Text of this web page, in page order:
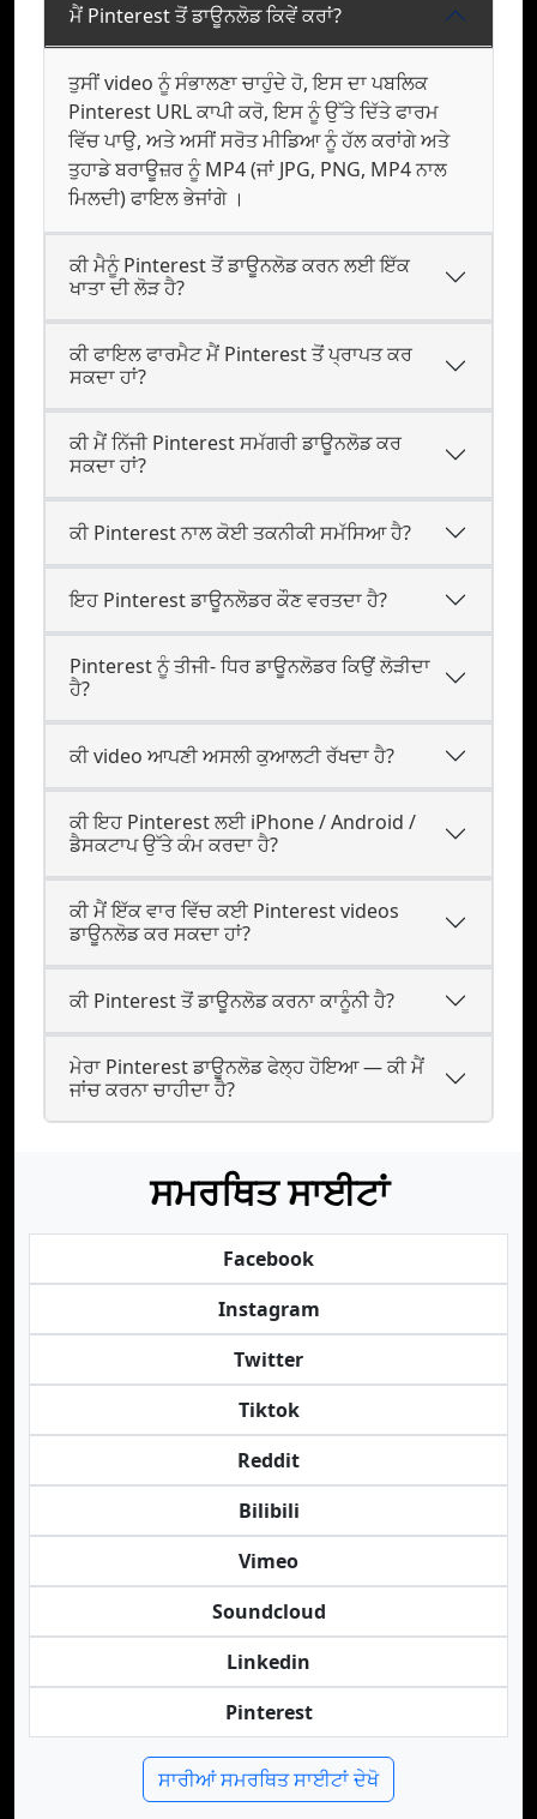
ਮੈਂ Pinterest ਤੋਂ ਡਾਊਨਲੋਡ ਕਿਵੇਂ ਕਰਾਂ?
ਤੁਸੀਂ video ਨੂੰ ਸੰਭਾਲਣਾ ਚਾਹੁੰਦੇ ਹੋ, ਇਸ ਦਾ ਪਬਲਿਕ
Pinterest URL ਕਾਪੀ ਕਰੋ, ਇਸ ਨੂੰ ਉੱਤੇ ਦਿੱਤੇ ਫਾਰਮ
ਵਿੱਚ ਪਾਉ, ਅਤੇ ਅਸੀਂ ਸਰੋਤ ਮੀਡਿਆ ਨੂੰ ਹੱਲ ਕਰਾਂਗੇ ਅਤੇ
ਤੁਹਾਡੇ ਬਰਾਊਜ਼ਰ ਨੂੰ MP4 (ਜਾਂ JPG, PNG, MP4 ਨਾਲ
ਮਿਲਦੀ) ਫਾਇਲ ਭੇਜਾਂਗੇ ।
ਕੀ ਮੈਨੂੰ Pinterest ਤੋਂ ਡਾਊਨਲੋਡ ਕਰਨ ਲਈ ਇੱਕ
ਖਾਤਾ ਦੀ ਲੋੜ ਹੈ?
ਕੀ ਫਾਇਲ ਫਾਰਮੈਟ ਮੈਂ Pinterest ਤੋਂ ਪ੍ਰਾਪਤ ਕਰ
ਸਕਦਾ ਹਾਂ?
ਕੀ ਮੈਂ ਨਿੱਜੀ Pinterest ਸਮੱਗਰੀ ਡਾਊਨਲੋਡ ਕਰ
ਸਕਦਾ ਹਾਂ?
ਕੀ Pinterest ਨਾਲ ਕੋਈ ਤਕਨੀਕੀ ਸਮੱਸਿਆ ਹੈ?
ਇਹ Pinterest ਡਾਊਨਲੋਡਰ ਕੌਣ ਵਰਤਦਾ ਹੈ?
Pinterest ਨੂੰ ਤੀਜੀ- ਧਿਰ ਡਾਊਨਲੋਡਰ ਕਿਉਂ ਲੋੜੀਦਾ
ਹੈ?
ਕੀ video ਆਪਣੀ ਅਸਲੀ ਕੁਆਲਟੀ ਰੱਖਦਾ ਹੈ?
ਕੀ ਇਹ Pinterest ਲਈ iPhone / Android /
ਡੈਸਕਟਾਪ ਉੱਤੇ ਕੰਮ ਕਰਦਾ ਹੈ?
ਕੀ ਮੈਂ ਇੱਕ ਵਾਰ ਵਿੱਚ ਕਈ Pinterest videos
ਡਾਊਨਲੋਡ ਕਰ ਸਕਦਾ ਹਾਂ?
ਕੀ Pinterest ਤੋਂ ਡਾਊਨਲੋਡ ਕਰਨਾ ਕਾਨੂੰਨੀ ਹੈ?
ਮੇਰਾ Pinterest ਡਾਊਨਲੋਡ ਫੇਲ੍ਹ ਹੋਇਆ — ਕੀ ਮੈਂ
ਜਾਂਚ ਕਰਨਾ ਚਾਹੀਦਾ ਹੈ?
ਸਮਰਥਿਤ ਸਾਈਟਾਂ
Facebook
Instagram
Twitter
Tiktok
Reddit
Bilibili
Vimeo
Soundcloud
Linkedin
Pinterest
ਸਾਰੀਆਂ ਸਮਰਥਿਤ ਸਾਈਟਾਂ ਦੇਖੋ